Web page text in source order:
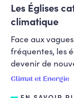
Les Églises
climatique
Face aux
fréquentes, les
devenir de
Climat et Energie